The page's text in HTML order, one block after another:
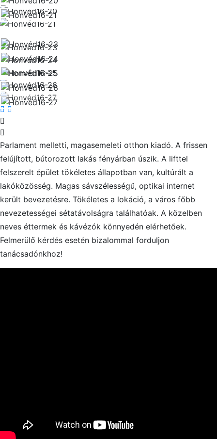
Parlament melletti, magasemeleti otthon kiadó. A frissen
felújított, bútorozott lakás fényárban úszik. A lifttel
felszerelt épület tökéletes állapotban van, kultúrált a
lakóközösség. Magas sávszélességű, optikai internet
került bevezetésre. Tökéletes a lokáció, a város főbb
nevezetességei sétatávolságra találhatóak. A közelben
neves éttermek és kávézók könnyedén elérhetőek.
Felmerülő kérdés esetén bizalommal forduljon
tanácsadónkhoz!